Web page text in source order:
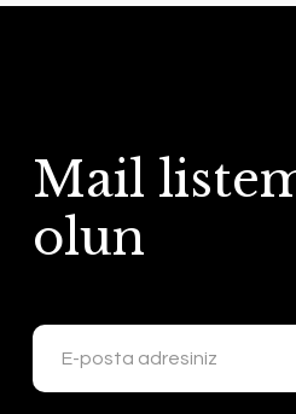
Mail
olun